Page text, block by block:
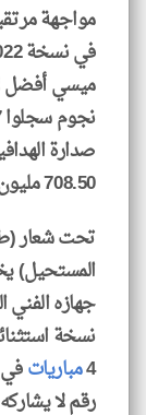
مواجهة
ميسي أفضل
صدارة
708.50 مليون يورو.
تحت شعار
المستحيل)
جهازه الفني
نسخة
4مباريات